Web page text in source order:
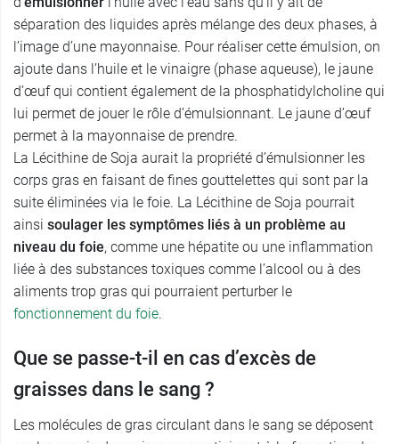
séparation des liquides après mélange des deux phases, à
l’image d’une mayonnaise. Pour réaliser cette émulsion, on
ajoute dans l’huile et le vinaigre (phase aqueuse), le jaune
d’œuf qui contient également de la phosphatidylcholine qui
lui permet de jouer le rôle d’émulsionnant. Le jaune d’œuf
permet à la mayonnaise de prendre.
La Lécithine de Soja aurait la propriété d’émulsionner les
corps gras en faisant de fines gouttelettes qui sont par la
suite éliminées via le foie. La Lécithine de Soja pourrait
ainsi soulager les symptômes liés à un problème au
niveau du foie, comme une hépatite ou une inflammation
liée à des substances toxiques comme l’alcool ou à des
aliments trop gras qui pourraient perturber le
fonctionnement du foie.
Que se passe-t-il en cas d’excès de
graisses dans le sang ?
Les molécules de gras circulant dans le sang se déposent